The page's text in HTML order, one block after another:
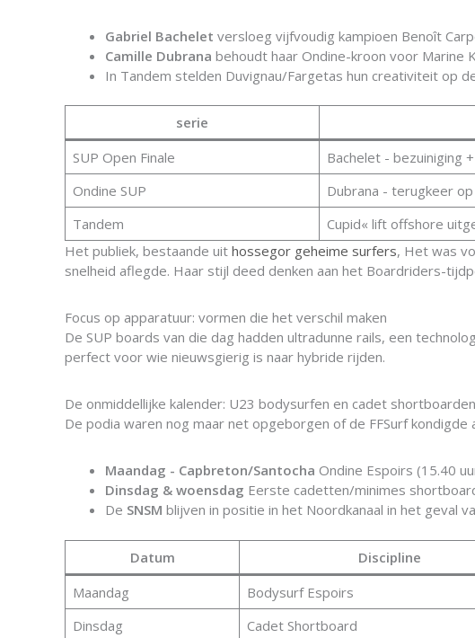
Gabriel Bachelet versloeg vijfvoudig kampioen Benoît
Camille Dubrana behoudt haar Ondine-kroon voor Marine
In Tandem stelden Duvignau/Fargetas hun creativiteit op
serie
SUP Open Finale
Bachelet - bezuiniging
Ondine SUP
Dubrana - terugkeer
Tandem
Cupid« lift offshore
Het publiek, bestaande uit hossegor geheime surfers, Het was
snelheid aflegde. Haar stijl deed denken aan het Boardriders-
Focus op apparatuur: vormen die het verschil maken
De SUP boards van die dag hadden ultradunne rails, een
perfect voor wie nieuwsgierig is naar hybride rijden.
De onmiddellijke kalender: U23 bodysurfen en cadet shortboarden
De podia waren nog maar net opgeborgen of de FFSurf kondigde
Maandag - Capbreton/Santocha Ondine Espoirs (15.40
Dinsdag & woensdag Eerste cadetten/minimes
De SNSM blijven in positie in het Noordkanaal in het geval
Datum Discipline
Maandag
Bodysurf Espoirs
Dinsdag
Cadet Shortboard